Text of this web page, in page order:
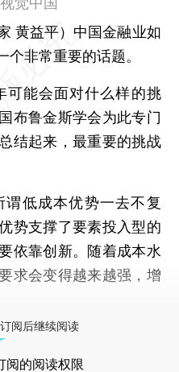
黄益平） 中国金融业如
非常重要的话题。
能会面对什么样的挑
布鲁金斯学会为此专门
结起来，最重要的挑战
低成本优势一去不复
势支撑了要素投入型的
依靠创新。随着成本水
求会变得越来越强，增
阅后继续阅读
阅的阅读权限